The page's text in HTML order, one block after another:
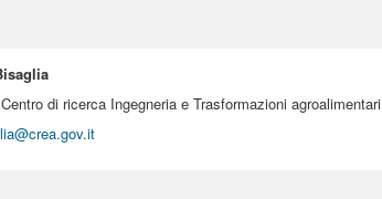
di ricerca Ingegneria e Trasformazioni agroalimentari